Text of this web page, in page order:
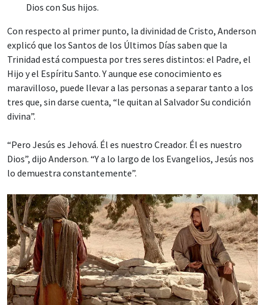
Dios con Sus hijos.
Con respecto al primer punto, la divinidad de Cristo, Anderson
explicó que los Santos de los Últimos Días saben que la
Trinidad está compuesta por tres seres distintos: el Padre, el
Hijo y el Espíritu Santo. Y aunque ese conocimiento es
maravilloso, puede llevar a las personas a separar tanto a los
tres que, sin darse cuenta, “le quitan al Salvador Su condición
divina”.
“Pero Jesús es Jehová. Él es nuestro Creador. Él es nuestro
Dios”, dijo Anderson. “Y a lo largo de los Evangelios, Jesús nos
lo demuestra constantemente”.